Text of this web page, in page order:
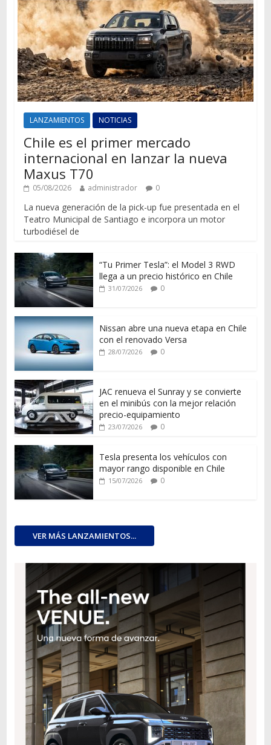
LANZAMIENTOS NOTICIAS
Chile es el primer mercado
internacional en lanzar la nueva
Maxus T70
05/08/2026 administrador 0
La nueva generación de la pick-up fue presentada en el
Teatro Municipal de Santiago e incorpora un motor
turbodiésel de
“Tu Primer Tesla”: el Model 3 RWD
llega a un precio histórico en Chile
31/07/2026 0
Nissan abre una nueva etapa en Chile
con el renovado Versa
28/07/2026 0
JAC renueva el Sunray y se convierte
en el minibús con la mejor relación
precio-equipamiento
23/07/2026 0
Tesla presenta los vehículos con
mayor rango disponible en Chile
15/07/2026 0
VER MÁS LANZAMIENTOS...